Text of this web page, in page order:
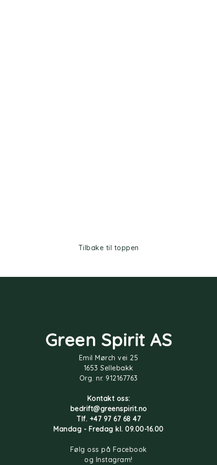
Tilbake til toppen
Green Spirit AS
Emil Mørch vei 25
1653 Sellebakk
Org. nr. 912167763
Kontakt oss:
bedrift@greenspirit.no
Tlf. +47 97 67 68 47
Mandag - Fredag kl. 09.00-16.00
Følg oss på Facebook
og Instagram!